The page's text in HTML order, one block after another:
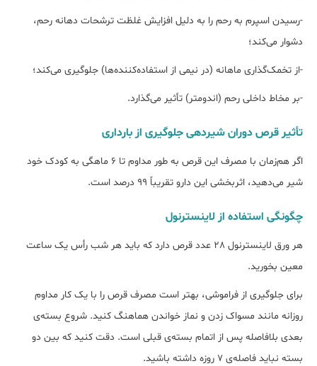
-رسیدن اسپرم به رحم را به دلیل افزایش غلظت ترشحات دهانه رحم،
دشوار می‌کند؛
-از تخمک‌گذاری ماهانه (در نیمی از استفاده‌کننده‌ها) جلوگيری می‌کند؛
-بر مخاط داخلی رحم (اندومتر) تأثير می‌گذارد.
تأثیر قرص دوران شیردهی جلوگیری از بارداری
اگر هم‌زمان با مصرف این قرص به طور مداوم تا 6 ماهگی به کودک خود
شیر می‌دهید، اثربخشی این دارو تقریباً 99 درصد است.
چگونگی استفاده از لاینسترنول
هر ورق لاینسترنول 28 عدد قرص دارد که باید هر شب رأس یک ساعت
معین بخورید.
برای جلوگیری از فراموشی، بهتر است مصرف قرص را با یک کار مداوم
روزانه مانند مسواک زدن و نماز خواندن هماهنگ کنید. شروع بسته‌ی
بعدی بلافاصله پس از اتمام بسته‌ی قبلی است. دقت کنید که بین دو
بسته نباید فاصله‌ی 7 روزه داشته باشید.